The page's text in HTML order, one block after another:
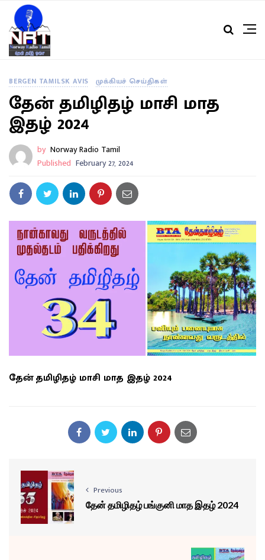
BERGEN TAMILSK AVIS முக்கியச் செய்திகள்
தேன் தமிழிதழ் மாசி மாத
இதழ் 2024
by Norway Radio Tamil
Published February 27, 2024
தேன் தமிழிதழ் மாசி மாத இதழ் 2024
Previous
தேன் தமிழிதழ் பங்குனி மாத இதழ் 2024